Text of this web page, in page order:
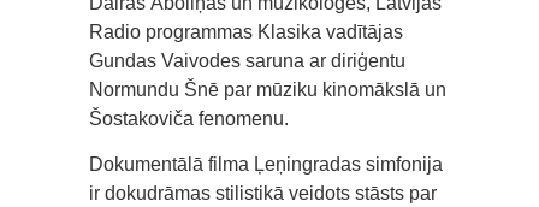
Radio programmas Klasika vadītājas
Gundas Vaivodes saruna ar diriģentu
Normundu Šnē par mūziku kinomākslā un
Šostakoviča fenomenu.
Dokumentālā filma Ļeņingradas simfonija
ir dokudrāmas stilistikā veidots stāsts par